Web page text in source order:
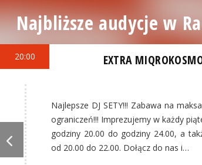
Najbliższe audycje w
20:00 EXTRA
Najlepsze DJ SETY!!! Zabawa na
ograniczeń!!! Imprezujemy w każdy
godziny 20.00 do godziny 24.00, a
od 20.00 do 22.00. Dołącz do nas i…